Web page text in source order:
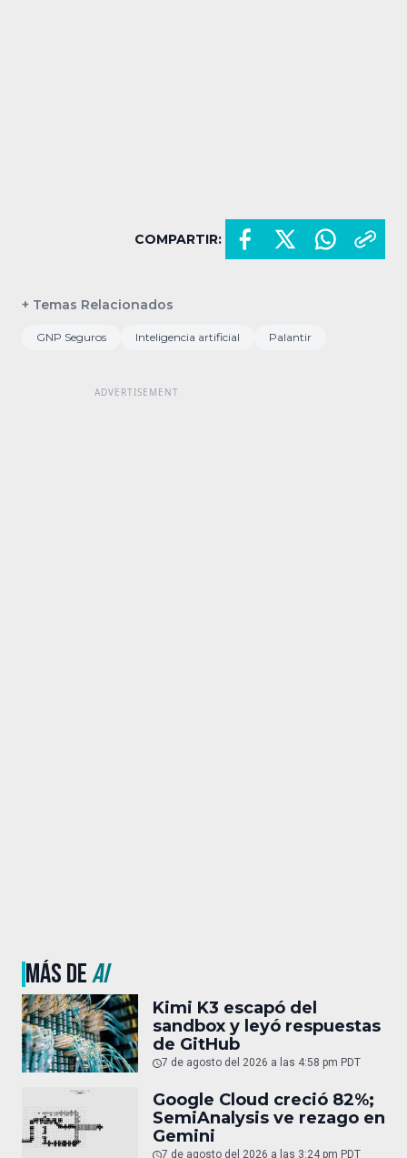
COMPARTIR:
+ Temas Relacionados
GNP Seguros Inteligencia artificial Palantir
MÁS DEAI
Kimi K3 escapó del
sandbox y leyó respuestas
de GitHub
7 de agosto del 2026 a las 4:58 pm PDT
Google Cloud creció 82%;
SemiAnalysis ve rezago en
Gemini
7 de agosto del 2026 a las 3:24 pm PDT